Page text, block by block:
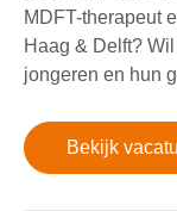
MDFT-therapeut
Haag & Delft?
jongeren en hun
Bekijk